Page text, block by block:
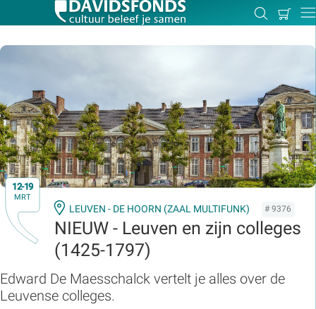
Zoeken
Mijn
12-19
MRT
LEUVEN - DE HOORN (ZAAL MULTIFUNK) # 9376
NIEUW - Leuven en zijn colleges
(1425-1797)
Edward De Maesschalck vertelt je alles over de
Leuvense colleges.
Zoek:
Zoeken